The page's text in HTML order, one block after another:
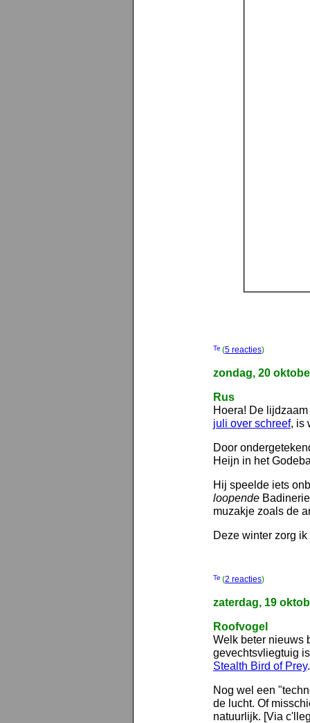
(5 reacties)
zondag, 20
Rus
Hoera! De
juli over schreef, is
Door
Heijn in het
Hij speelde iets
loopende
muzakje zoals de
Deze winter zorg
(2 reacties)
zaterdag, 19
Roofvogel
Welk beter nieuws
gevechtsvliegtuig
Stealth Bird of Prey.
Nog wel een
de lucht. Of
natuurlijk. [Via